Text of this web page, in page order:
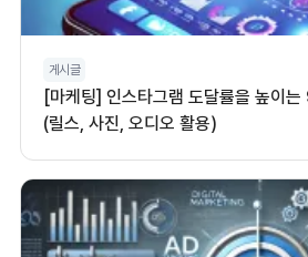
게시글
[마케팅] 인스타그램 도달률을 높이
(릴스, 사진, 오디오 활용)